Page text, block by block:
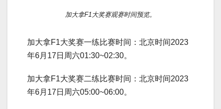
加大拿F1大奖赛观赛时间预览。
加大拿F1大奖赛一练比赛时间：北京时间2023
年6月17日周六01:30~02:30。
加大拿F1大奖赛二练比赛时间：北京时间2023
年6月17日周六05:00~06:00。